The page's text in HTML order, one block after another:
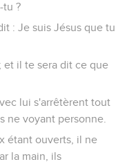
tu ?
: Je suis Jésus que tu
et il te sera dit ce que
lui s'arrêtèrent tout
ne voyant personne.
étant ouverts, il ne
la main, ils